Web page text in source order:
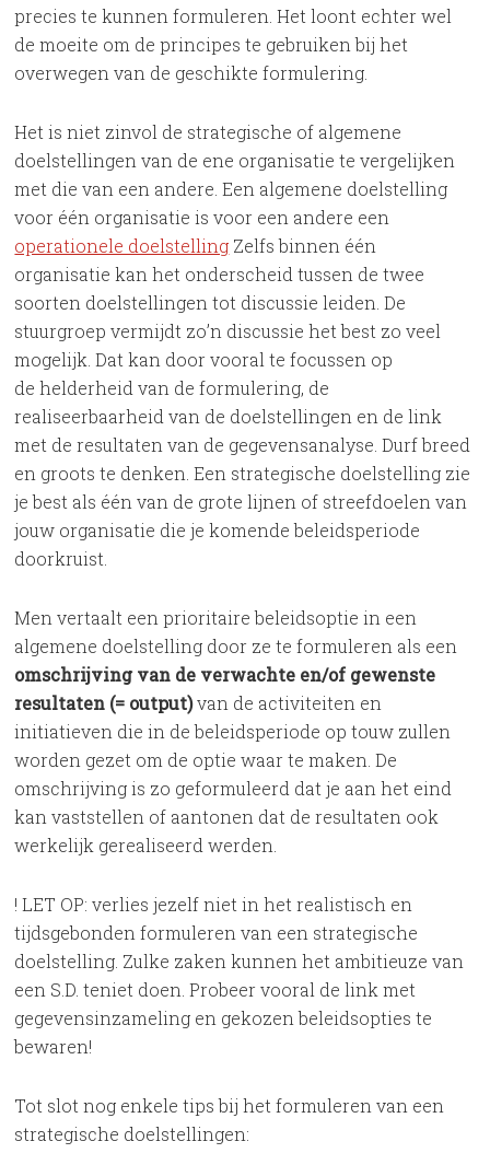
precies te kunnen formuleren. Het loont echter wel
de moeite om de principes te gebruiken bij het
overwegen van de geschikte formulering.
Het is niet zinvol de strategische of algemene
doelstellingen van de ene organisatie te vergelijken
met die van een andere. Een algemene doelstelling
voor één organisatie is voor een andere een
operationele doelstelling Zelfs binnen één
organisatie kan het onderscheid tussen de twee
soorten doelstellingen tot discussie leiden. De
stuurgroep vermijdt zo’n discussie het best zo veel
mogelijk. Dat kan door vooral te focussen op
de helderheid van de formulering, de
realiseerbaarheid van de doelstellingen en de link
met de resultaten van de gegevensanalyse. Durf breed
en groots te denken. Een strategische doelstelling zie
je best als één van de grote lijnen of streefdoelen van
jouw organisatie die je komende beleidsperiode
doorkruist.
Men vertaalt een prioritaire beleidsoptie in een
algemene doelstelling door ze te formuleren als een
omschrijving van de verwachte en/of gewenste
resultaten (= output)van de activiteiten en
initiatieven die in de beleidsperiode op touw zullen
worden gezet om de optie waar te maken. De
omschrijving is zo geformuleerd dat je aan het eind
kan vaststellen of aantonen dat de resultaten ook
werkelijk gerealiseerd werden.
! LET OP: verlies jezelf niet in het realistisch en
tijdsgebonden formuleren van een strategische
doelstelling. Zulke zaken kunnen het ambitieuze van
een S.D. teniet doen. Probeer vooral de link met
gegevensinzameling en gekozen beleidsopties te
bewaren!
Tot slot nog enkele tips bij het formuleren van een
strategische doelstellingen: